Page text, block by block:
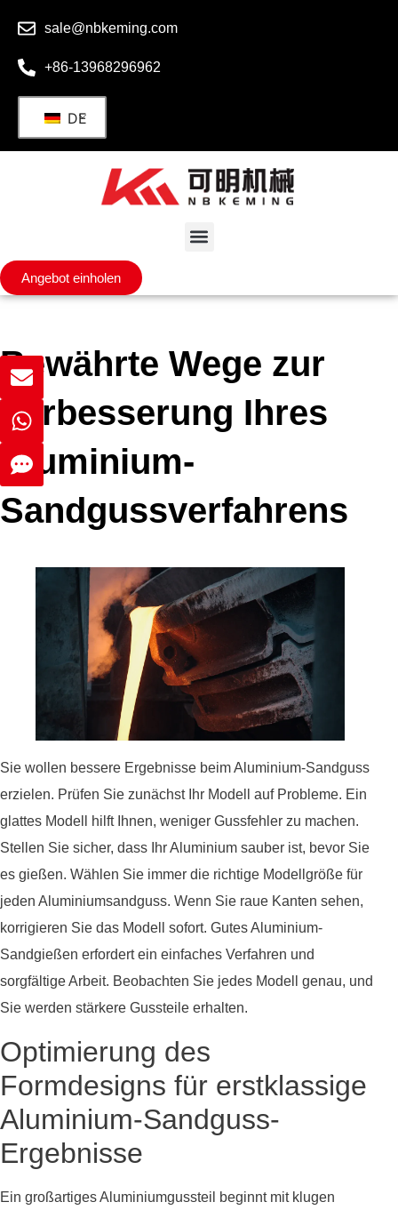
sale@nbkeming.com
+86-13968296962
DE
Angebot einholen
Bewährte Wege zur
Verbesserung Ihres
Aluminium-
Sandgussverfahrens
Sie wollen bessere Ergebnisse beim Aluminium-Sandguss
erzielen. Prüfen Sie zunächst Ihr Modell auf Probleme. Ein
glattes Modell hilft Ihnen, weniger Gussfehler zu machen.
Stellen Sie sicher, dass Ihr Aluminium sauber ist, bevor Sie
es gießen. Wählen Sie immer die richtige Modellgröße für
jeden Aluminiumsandguss. Wenn Sie raue Kanten sehen,
korrigieren Sie das Modell sofort. Gutes Aluminium-
Sandgießen erfordert ein einfaches Verfahren und
sorgfältige Arbeit. Beobachten Sie jedes Modell genau, und
Sie werden stärkere Gussteile erhalten.
Optimierung des
Formdesigns für erstklassige
Aluminium-Sandguss-
Ergebnisse
Ein großartiges Aluminiumgussteil beginnt mit klugen